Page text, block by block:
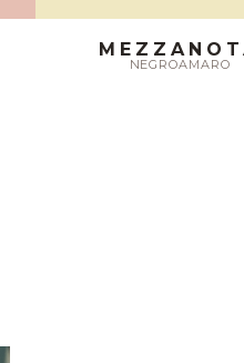
NEGROAMARO